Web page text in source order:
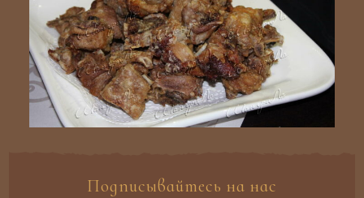
Подписывайтесь на нас